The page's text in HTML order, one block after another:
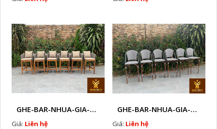
GHE-BAR-NHUA-GIA-MAY-GHE-CAFE-NGOAI-TROI-J 1
Giá: Liên hệ
GHE-BAR-NHUA-GIA-MAY-NGOAI-TROI-K1
Giá: Liên hệ